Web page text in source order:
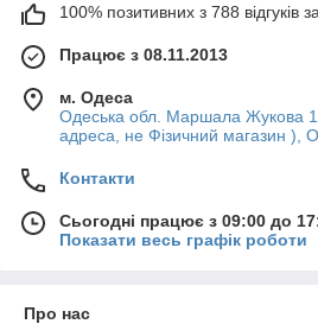
100% позитивних з 788 відгуків
Працює з 08.11.2013
м. Одеса
Одеська обл. Маршала Жукова
адреса, не Фізичний магазин ),
Контакти
Сьогодні працює з 09:00 до
Показати весь графік роботи
Про нас